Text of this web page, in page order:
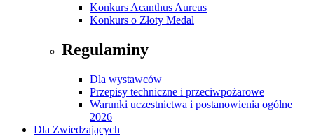
Konkurs Acanthus Aureus
Konkurs o Złoty Medal
Regulaminy
Dla wystawców
Przepisy techniczne i przeciwpożarowe
Warunki uczestnictwa i postanowienia ogólne
2026
Dla Zwiedzających